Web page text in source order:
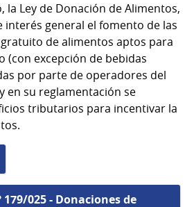
la Ley de Donación de Alimentos,
interés general el fomento de las
de alimentos aptos para
(con excepción de bebidas
por parte de operadores del
en su reglamentación se
tributarios para incentivar la
179/025 - Donaciones de